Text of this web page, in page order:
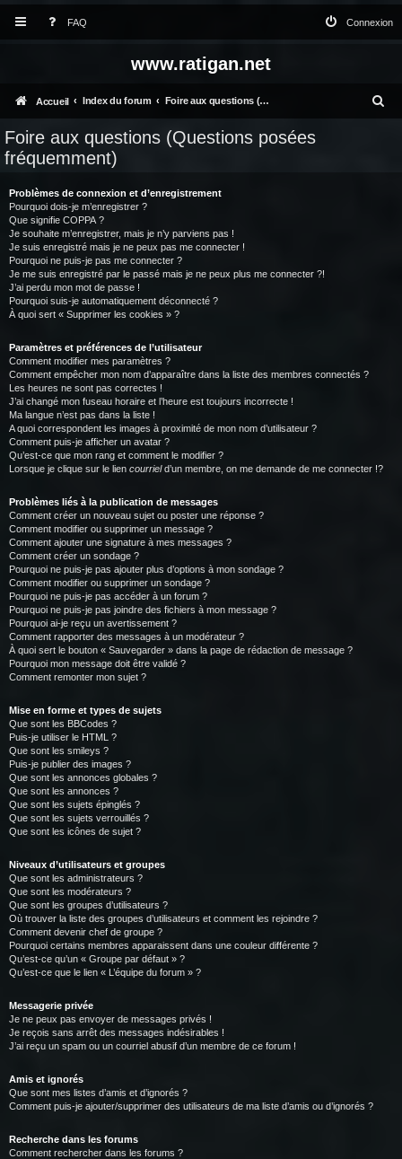
FAQ Connexion
www.ratigan.net
Accueil Index du forum Foire aux questions (Questions posées fréquemment)
Foire aux questions (Questions posées
fréquemment)
Problèmes de connexion et d’enregistrement
Pourquoi dois-je m’enregistrer ?
Que signifie COPPA ?
Je souhaite m’enregistrer, mais je n’y parviens pas !
Je suis enregistré mais je ne peux pas me connecter !
Pourquoi ne puis-je pas me connecter ?
Je me suis enregistré par le passé mais je ne peux plus me connecter ?!
J’ai perdu mon mot de passe !
Pourquoi suis-je automatiquement déconnecté ?
À quoi sert « Supprimer les cookies » ?
Paramètres et préférences de l’utilisateur
Comment modifier mes paramètres ?
Comment empêcher mon nom d’apparaître dans la liste des membres connectés ?
Les heures ne sont pas correctes !
J’ai changé mon fuseau horaire et l’heure est toujours incorrecte !
Ma langue n’est pas dans la liste !
A quoi correspondent les images à proximité de mon nom d’utilisateur ?
Comment puis-je afficher un avatar ?
Qu’est-ce que mon rang et comment le modifier ?
Lorsque je clique sur le lien courrield’un membre, on me demande de me connecter !?
Problèmes liés à la publication de messages
Comment créer un nouveau sujet ou poster une réponse ?
Comment modifier ou supprimer un message ?
Comment ajouter une signature à mes messages ?
Comment créer un sondage ?
Pourquoi ne puis-je pas ajouter plus d’options à mon sondage ?
Comment modifier ou supprimer un sondage ?
Pourquoi ne puis-je pas accéder à un forum ?
Pourquoi ne puis-je pas joindre des fichiers à mon message ?
Pourquoi ai-je reçu un avertissement ?
Comment rapporter des messages à un modérateur ?
À quoi sert le bouton « Sauvegarder » dans la page de rédaction de message ?
Pourquoi mon message doit être validé ?
Comment remonter mon sujet ?
Mise en forme et types de sujets
Que sont les BBCodes ?
Puis-je utiliser le HTML ?
Que sont les smileys ?
Puis-je publier des images ?
Que sont les annonces globales ?
Que sont les annonces ?
Que sont les sujets épinglés ?
Que sont les sujets verrouillés ?
Que sont les icônes de sujet ?
Niveaux d’utilisateurs et groupes
Que sont les administrateurs ?
Que sont les modérateurs ?
Que sont les groupes d’utilisateurs ?
Où trouver la liste des groupes d’utilisateurs et comment les rejoindre ?
Comment devenir chef de groupe ?
Pourquoi certains membres apparaissent dans une couleur différente ?
Qu’est-ce qu’un « Groupe par défaut » ?
Qu’est-ce que le lien « L’équipe du forum » ?
Messagerie privée
Je ne peux pas envoyer de messages privés !
Je reçois sans arrêt des messages indésirables !
J’ai reçu un spam ou un courriel abusif d’un membre de ce forum !
Amis et ignorés
Que sont mes listes d’amis et d’ignorés ?
Comment puis-je ajouter/supprimer des utilisateurs de ma liste d’amis ou d’ignorés ?
Recherche dans les forums
Comment rechercher dans les forums ?